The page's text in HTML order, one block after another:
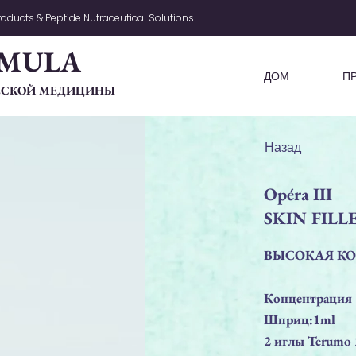
& Peptide Nutraceutical Solutions
МЕДИЦИНЫ
ДОМ
Назад
Opéra III
SKIN
ВЫСОКАЯ
Шприц:1ml
2 иглы Terumo